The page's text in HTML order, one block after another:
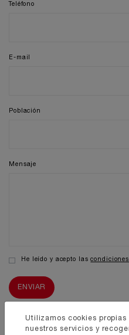
Teléfono
E-mail
Población
Mensaje
He leído y acepto las
Utilizamos cookies
nuestros servicios y